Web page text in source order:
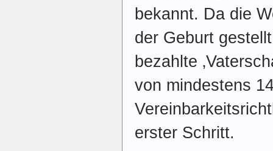
bekannt. Da die
der Geburt
bezahlte
von mindestens
erster Schritt.